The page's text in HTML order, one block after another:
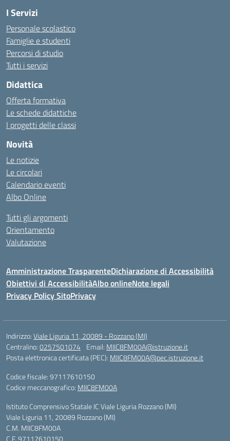
I Servizi
Personale scolastico
Famiglie e studenti
Percorsi di studio
Tutti i servizi
Didattica
Offerta formativa
Le schede didattiche
I progetti delle classi
Novità
Le notizie
Le circolari
Calendario eventi
Albo Online
Tutti gli argomenti
Orientamento
Valutazione
Amministrazione TrasparenteDichiarazione di Accessibilità
Obiettivi di AccessibilitàAlbo onlineNote legali
Privacy Policy SitoPrivacy
Indirizzo:Viale Liguria 11, 20089 - Rozzano (MI)
Centralino:0257501074 Email: MIIC8FM00A@istruzione.it
Posta elettronica certificata (PEC): MIIC8FM00A@pec.istruzione.it
Codice fiscale: 97117610150
Codice meccanografico: MIIC8FM00A
Istituto Comprensivo Statale IC Viale Liguria Rozzano (MI)
Viale Liguria 11, 20089 Rozzano (MI)
C.M. MIIC8FM00A
C.F. 97117610150